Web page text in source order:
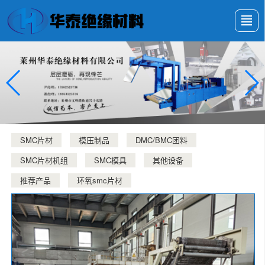
很遗憾，因您的浏览器版本过低导致无法获得最佳浏览体验，推荐下载安装谷歌浏览器！
首页 产品展示 新闻动态 公司介绍
厂房设备 留言反馈 联系我们
SMC片材 模压制品
DMC/BMC团料
SMC片材机组
SMC模具
其他设备
推荐产品
环氧smc片材